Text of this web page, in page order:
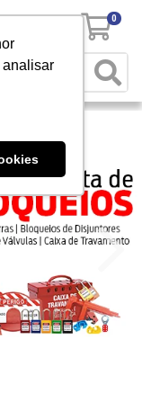
analisar
0